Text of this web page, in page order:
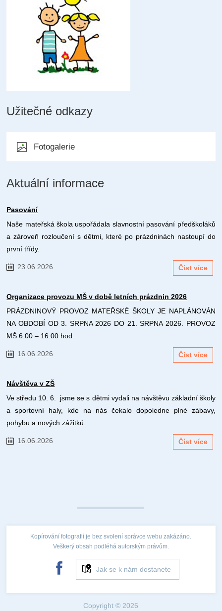
Užitečné odkazy
Fotogalerie
Aktuální informace
Pasování
Naše mateřská škola uspořádala slavnostní pasování předškoláků
a zároveň rozloučení s dětmi, které po prázdninách nastoupí do
první třídy.
23.06.2026 Číst více
Organizace provozu MŠ v době letních prázdnin 2026
PRÁZDNINOVÝ PROVOZ MATEŘSKÉ ŠKOLY JE NAPLÁNOVÁN
NA OBDOBÍ OD 3. SRPNA 2026 DO 21. SRPNA 2026. PROVOZ
MŠ 6.00 – 16.00 hod.
16.06.2026 Číst více
Návštěva v ZŠ
Ve středu 10. 6. jsme se s dětmi vydali na návštěvu základní školy
a sportovní haly, kde na nás čekalo dopoledne plné zábavy,
pohybu a nových zážitků.
16.06.2026 Číst více
Kopírování fotografií je bez svolení správce webu zakázáno.
Veškerý obsah podléhá autorským právům.
Jak se k nám dostanete
Copyright © 2026